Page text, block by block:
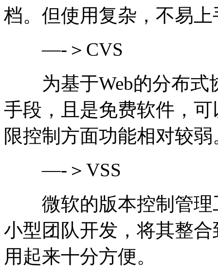
档。但使用复杂，不易
—-＞CVS
为基于Web的分布式
手段，且是免费软件，
限控制方面功能相对较弱
—-＞VSS
微软的版本控制管理
小型团队开发，将其整
用起来十分方便。